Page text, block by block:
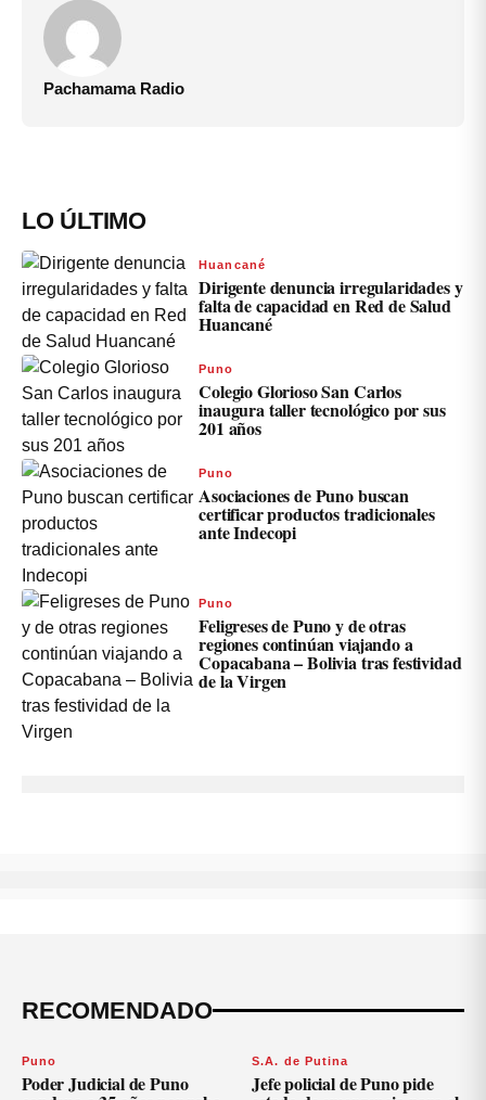
Pachamama Radio
LO ÚLTIMO
Huancané
Dirigente denuncia irregularidades y
falta de capacidad en Red de Salud
Huancané
Puno
Colegio Glorioso San Carlos
inaugura taller tecnológico por sus
201 años
Puno
Asociaciones de Puno buscan
certificar productos tradicionales
ante Indecopi
Puno
Feligreses de Puno y de otras
regiones continúan viajando a
Copacabana – Bolivia tras festividad
de la Virgen
RECOMENDADO
Puno
Poder Judicial de Puno
S.A. de Putina
Jefe policial de Puno pide